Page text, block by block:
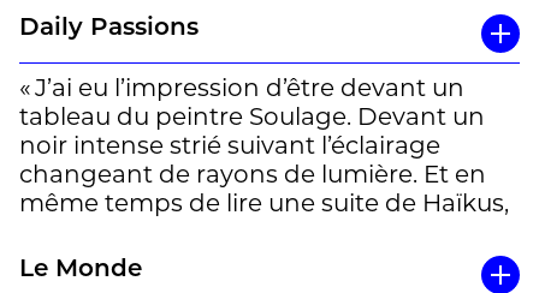
Daily Passions
« J’ai eu l’impression d’être devant un
tableau du peintre Soulage. Devant un
noir intense strié suivant l’éclairage
changeant de rayons de lumière. Et en
même temps de lire une suite de Haïkus,
ressentis difficilement exprimables
Le Monde